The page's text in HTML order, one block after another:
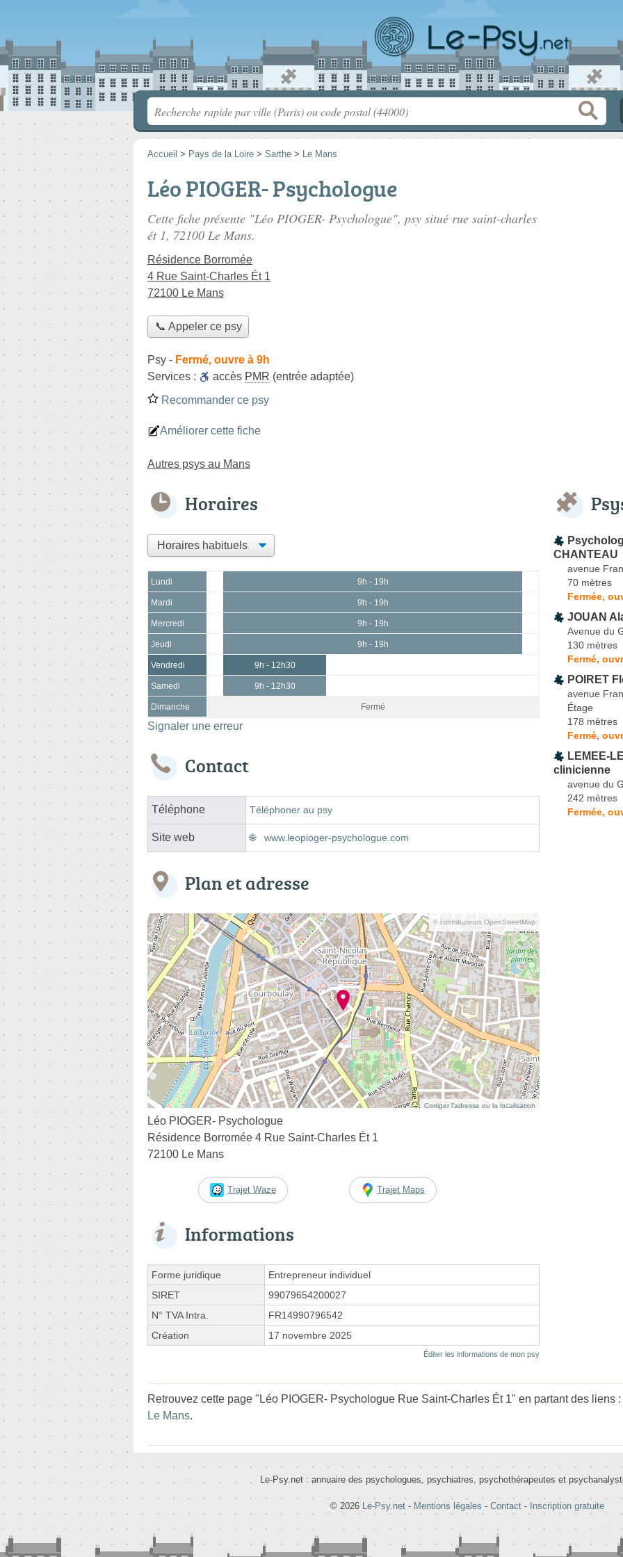
Accueil > Pays de la Loire > Sarthe > Le Mans
Léo PIOGER- Psychologue
Cette fiche présente "Léo PIOGER- Psychologue", psy situé rue saint-charles
ét 1, 72100 Le Mans.
Résidence Borromée
4 Rue Saint-Charles Ét 1
72100 Le Mans
📞 Appeler ce psy
Psy - Fermé, ouvre à 9h
Services :
accès PMR (entrée adaptée)
Recommander ce psy
Améliorer cette fiche
Autres psys au Mans
Horaires
Lundi 9h - 19h
Mardi 9h - 19h
Mercredi 9h - 19h
Jeudi 9h - 19h
Vendredi 9h - 12h30
Samedi 9h - 12h30
Dimanche Fermé
Signaler une erreur
Contact
Téléphone Téléphoner au psy
Site web www.leopioger-psychologue.com
Plan et adresse
© contributeurs OpenStreetMap
Corriger l’adresse ou la localisation
Léo PIOGER- Psychologue
Résidence Borromée 4 Rue Saint-Charles Ét 1
72100 Le Mans
Trajet Waze Trajet Maps
Informations
Forme juridique
Entrepreneur individuel
SIRET
99079654200027
N° TVA Intra.
FR14990796542
Création
17 novembre 2025
Éditer les informations de mon psy
CHANTEAU
avenue
70 mètres
Fermée,
JOUAN
Avenue du
130 mètres
Fermé,
POIRET
avenue
Étage
178 mètres
Fermé,
LEMEE-
clinicienne
avenue du
242 mètres
Fermée,
Retrouvez cette page "Léo PIOGER- Psychologue Rue Saint-Charles Ét 1" en partant des liens :
Le Mans.
Le-Psy.net : annuaire des psychologues, psychiatres, psychothérapeutes et
© 2026 Le-Psy.net - Mentions légales - Contact - Inscription gratuite